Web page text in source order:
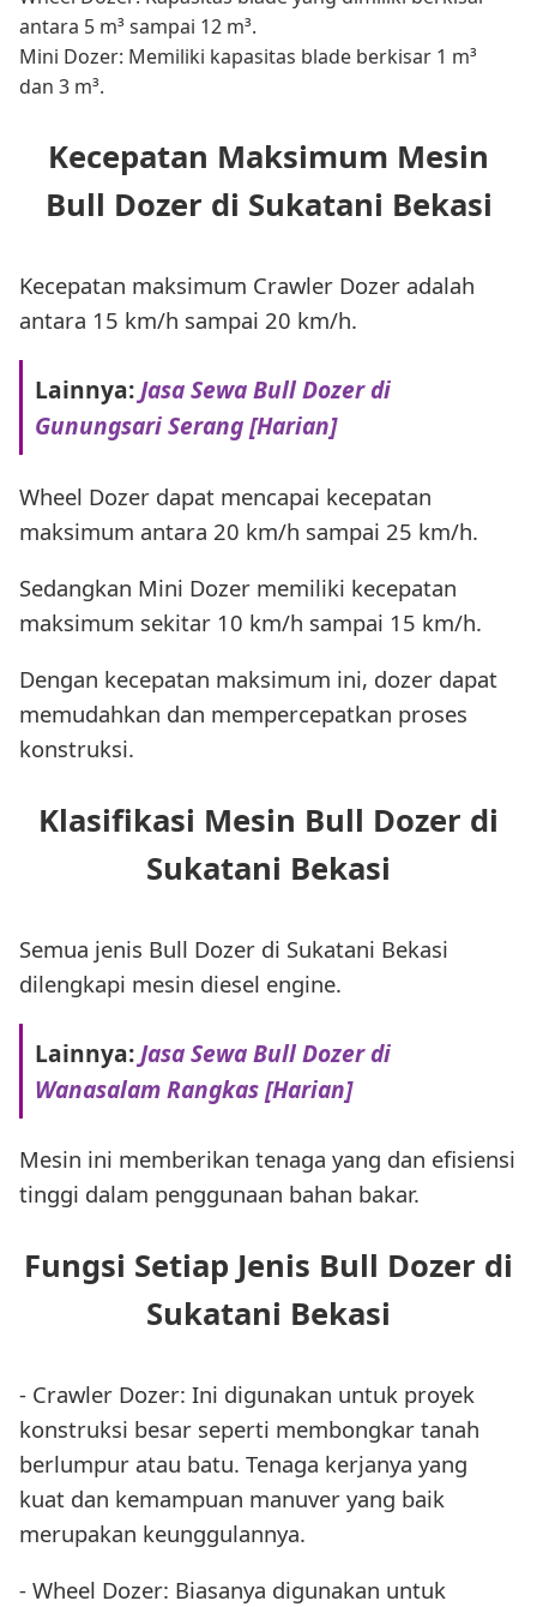
antara 5 m³ sampai 12 m³.
Mini Dozer: Memiliki kapasitas blade berkisar 1 m³
dan 3 m³.
Kecepatan Maksimum Mesin
Bull Dozer di Sukatani Bekasi
Kecepatan maksimum Crawler Dozer adalah
antara 15 km/h sampai 20 km/h.
Lainnya:Jasa Sewa Bull Dozer di
Gunungsari Serang [Harian]
Wheel Dozer dapat mencapai kecepatan
maksimum antara 20 km/h sampai 25 km/h.
Sedangkan Mini Dozer memiliki kecepatan
maksimum sekitar 10 km/h sampai 15 km/h.
Dengan kecepatan maksimum ini, dozer dapat
memudahkan dan mempercepatkan proses
konstruksi.
Klasifikasi Mesin Bull Dozer di
Sukatani Bekasi
Semua jenis Bull Dozer di Sukatani Bekasi
dilengkapi mesin diesel engine.
Lainnya:Jasa Sewa Bull Dozer di
Wanasalam Rangkas [Harian]
Mesin ini memberikan tenaga yang dan efisiensi
tinggi dalam penggunaan bahan bakar.
Fungsi Setiap Jenis Bull Dozer di
Sukatani Bekasi
- Crawler Dozer: Ini digunakan untuk proyek
konstruksi besar seperti membongkar tanah
berlumpur atau batu. Tenaga kerjanya yang
kuat dan kemampuan manuver yang baik
merupakan keunggulannya.
- Wheel Dozer: Biasanya digunakan untuk